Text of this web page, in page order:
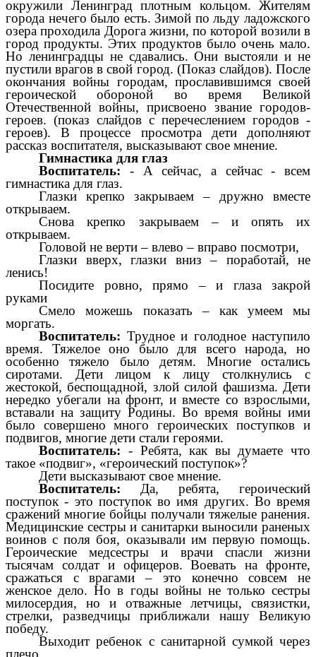
окружили Ленинград плотным кольцом. Жителям
города нечего было есть. Зимой по льду ладожского
озера проходила Дорога жизни, по которой возили в
город продукты. Этих продуктов было очень мало.
Но ленинградцы не сдавались. Они выстояли и не
пустили врагов в свой город. (Показ слайдов). После
окончания войны городам, прославившимся своей
героической обороной во время Великой
Отечественной войны, присвоено звание городов-
героев. (показ слайдов с перечеслением городов -
героев). В процессе просмотра дети дополняют
рассказ воспитателя, высказывают свое мнение.
Гимнастика для глаз
Воспитатель: - А сейчас, а сейчас - всем
гимнастика для глаз.
Глазки крепко закрываем – дружно вместе
открываем.
Снова крепко закрываем – и опять их
открываем.
Головой не верти – влево – вправо посмотри,
Глазки вверх, глазки вниз – поработай, не
ленись!
Посидите ровно, прямо – и глаза закрой
руками
Смело можешь показать – как умеем мы
моргать.
Воспитатель: Трудное и голодное наступило
время. Тяжелое оно было для всего народа, но
особенно тяжело было детям. Многие остались
сиротами. Дети лицом к лицу столкнулись с
жестокой, беспощадной, злой силой фашизма. Дети
нередко убегали на фронт, и вместе со взрослыми,
вставали на защиту Родины. Во время войны ими
было совершено много героических поступков и
подвигов, многие дети стали героями.
Воспитатель: - Ребята, как вы думаете что
такое «подвиг», «героический поступок»?
Дети высказывают свое мнение.
Воспитатель: Да, ребята, героический
поступок - это поступок во имя других. Во время
сражений многие бойцы получали тяжелые ранения.
Медицинские сестры и санитарки выносили раненых
воинов с поля боя, оказывали им первую помощь.
Героические медсестры и врачи спасли жизни
тысячам солдат и офицеров. Воевать на фронте,
сражаться с врагами – это конечно совсем не
женское дело. Но в годы войны не только сестры
милосердия, но и отважные летчицы, связистки,
стрелки, разведчицы приближали нашу Великую
победу.
Выходит ребенок с санитарной сумкой через
плечо,